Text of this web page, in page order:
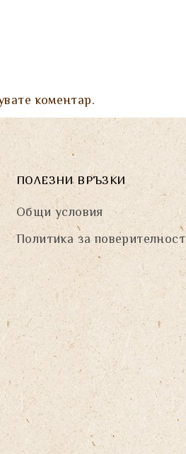
коментар.
ПОЛЕЗНИ ВРЪЗКИ
Общи условия
Политика за поверителност